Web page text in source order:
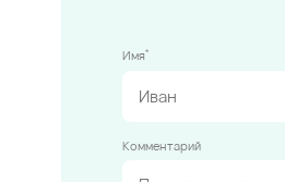
Имя*
Комментарий